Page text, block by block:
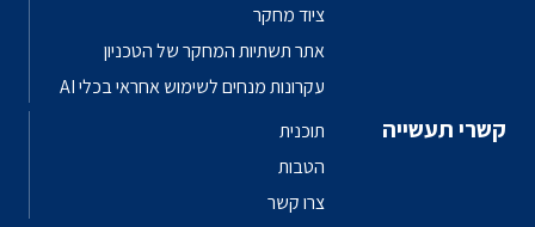
ציוד מחקר
אתר תשתיות המחקר של הטכניון
עקרונות מנחים לשימוש אחראי בכלי AI
קשרי תעשייה
תוכנית
הטבות
צרו קשר